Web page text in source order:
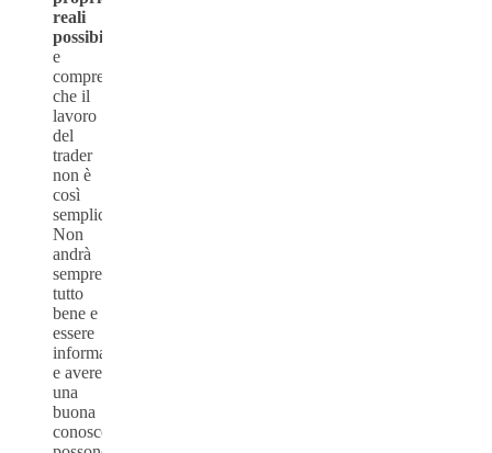
reali
possibilità
e
comprendendo
che il
lavoro
del
trader
non è
così
semplice.
Non
andrà
sempre
tutto
bene e
essere
informati
e avere
una
buona
conoscenza